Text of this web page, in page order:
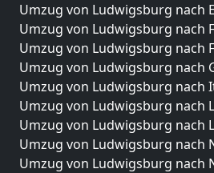
Umzug von Ludwigsburg nach
Umzug von Ludwigsburg nach
Umzug von Ludwigsburg nach
Umzug von Ludwigsburg nach
Umzug von Ludwigsburg nach
Umzug von Ludwigsburg nach
Umzug von Ludwigsburg nach
Umzug von Ludwigsburg nach
Umzug von Ludwigsburg nach